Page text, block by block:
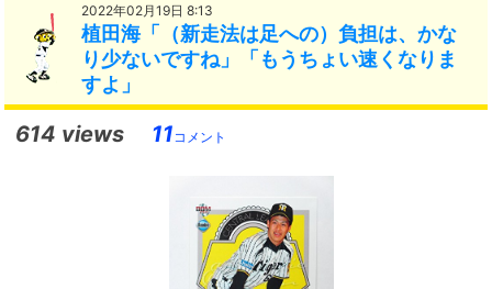
2022年02月19日 8:13
植田海「（新走法は足への）負担は、かな
り少ないですね」「もうちょい速くなりま
すよ」
614 views 11コメント